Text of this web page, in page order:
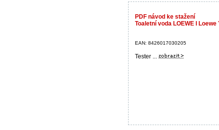
PDF návod ke stažení
Toaletní voda LOEWE I
EAN: 8426017030205
Tester ...